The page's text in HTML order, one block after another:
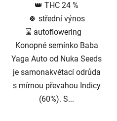
hvězdiček.
👑 THC 24 %
🍀 střední výnos
⌛ autoflowering
Konopné semínko Baba
Yaga Auto od Nuka Seeds
je samonakvétací odrůda
s mírnou převahou Indicy
(60%). S...